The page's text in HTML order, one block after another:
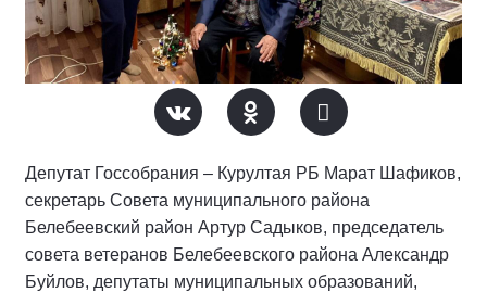
Депутат Госсобрания – Курултая РБ Марат Шафиков,
секретарь Совета муниципального района
Белебеевский район Артур Садыков, председатель
совета ветеранов Белебеевского района Александр
Буйлов, депутаты муниципальных образований,